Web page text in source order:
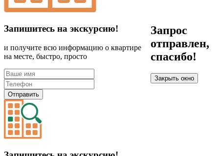
Запишитесь на экскурсию!
и получите всю информацию о квартире
на месте, быстро, просто
Отправить
Запрос
отправлен,
спасибо!
Закрыть окно